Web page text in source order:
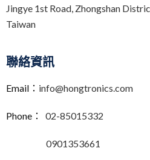
:
Jingye 1st Road, Zhongshan
Taiwan
聯絡資訊
Email： info@hongtronics.com
Phone： 02-85015332
0901353661